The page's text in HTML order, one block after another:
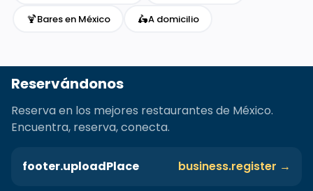
🍹Bares en México 🛵A domicilio
Reservándonos
Reserva en los mejores restaurantes de México.
Encuentra, reserva, conecta.
footer.uploadPlace business.register →